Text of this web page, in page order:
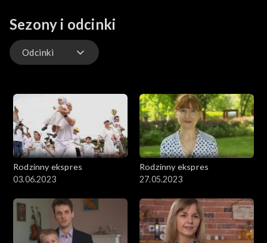
czym jest macierzyństwo i o tym, u kogo mama może szukać
wsparcia. Podpowiemy dlaczego Maryja może być dla mam
doskonałą przewodniczką i czego od Maryi kobiety mogłyby się
uczyć.
Sezony i odcinki
Odcinki
Rodzinny ekspres
03.06.2023
Rodzinny ekspres
27.05.2023